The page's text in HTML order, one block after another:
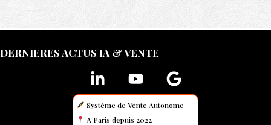
DERNIERES ACTUS IA & VENTE
Système de Vente Autonome
A Paris depuis 2022